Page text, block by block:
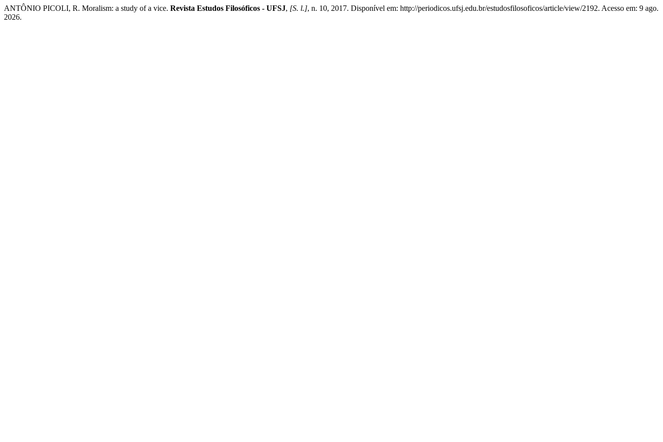
ANTÔNIO PICOLI, R. Moralism: a study of a vice. Revista Estudos Filosóficos - UFSJ, [S. l.], n. 10, 2017. Disponível em: http://periodicos.ufsj.edu.br/estudosfilosoficos/article/view/2192. Acesso em: 9 ago.
2026.